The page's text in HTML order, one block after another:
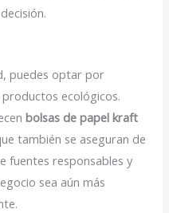
puedes optar por
ecológicos.
bolsas de papel kraft
también se aseguran de
fuentes responsables y
sea aún más